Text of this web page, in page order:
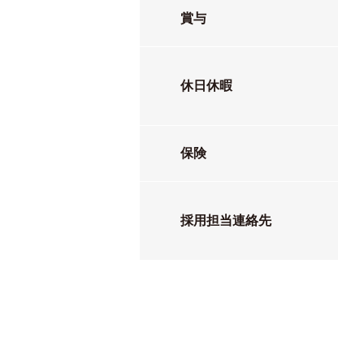
賞与
休日休暇
保険
採用担当連絡先